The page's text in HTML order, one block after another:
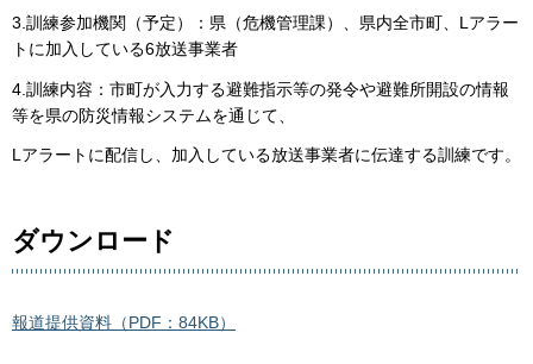
3.訓練参加機関（予定）：県（危機管理課）、県内全市町、Lアラー
トに加入している6放送事業者
4.訓練内容：市町が入力する避難指示等の発令や避難所開設の情報
等を県の防災情報システムを通じて、
Lアラートに配信し、加入している放送事業者に伝達する訓練です。
ダウンロード
報道提供資料（PDF：84KB）